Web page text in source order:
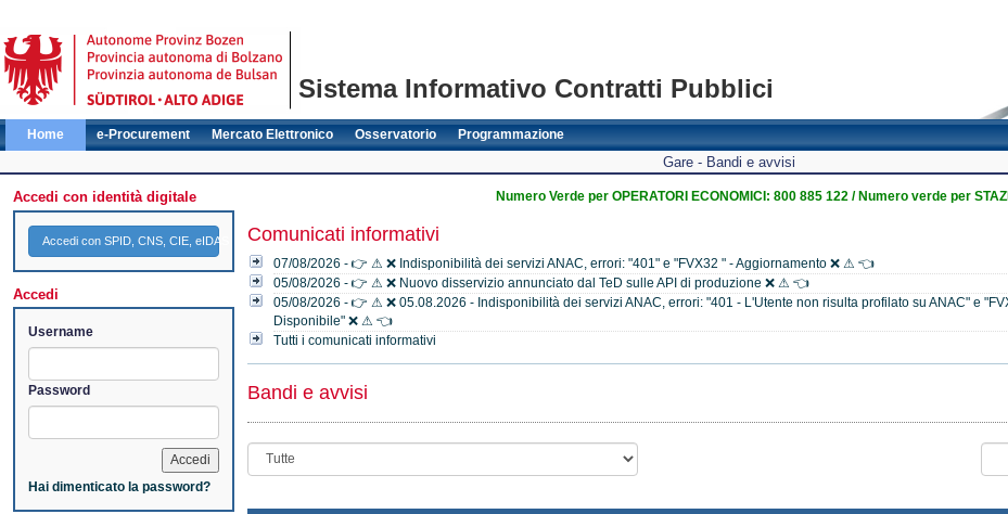
Sistema Informativo Contratti Pubblici
Home e-Procurement Mercato Elettronico Osservatorio Programmazione
Gare - Bandi e avvisi
Accedi con identità digitale
Accedi con SPID, CNS, CIE, eIDAS
Accedi
Username
Password
Hai dimenticato la password?
Numero Verde per OPERATORI ECONOMICI: 800 885 122 / Numero verde per
Comunicati informativi
07/08/2026 - 👉 ⚠ ❌ Indisponibilità dei servizi ANAC, errori: "401" e "FVX32 " - Aggiornamento ❌ ⚠ 👈
05/08/2026 - 👉 ⚠ ❌ Nuovo disservizio annunciato dal TeD sulle API di produzione ❌ ⚠ 👈
05/08/2026 - 👉 ⚠ ❌ 05.08.2026 - Indisponibilità dei servizi ANAC, errori: "401 - L'Utente non risulta profilato su ANAC" e
Disponibile" ❌ ⚠ 👈
Tutti i comunicati informativi
Bandi e avvisi